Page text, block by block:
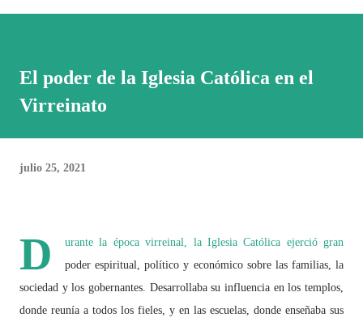
El poder de la Iglesia Católica en el
Virreinato
julio 25, 2021
D
urante la época virreinal, la Iglesia Católica ejerció gran
poder espiritual, político y económico sobre las familias, la
sociedad y los gobernantes. Desarrollaba su influencia en los templos,
donde reunía a todos los fieles, y en las escuelas, donde enseñaba sus